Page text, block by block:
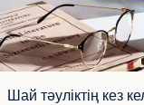
Шай тәуліктің кез